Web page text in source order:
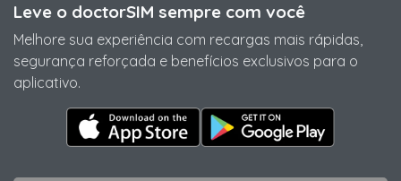
Leve o doctorSIM sempre com você
Melhore sua experiência com recargas mais rápidas,
segurança reforçada e benefícios exclusivos para o
aplicativo.